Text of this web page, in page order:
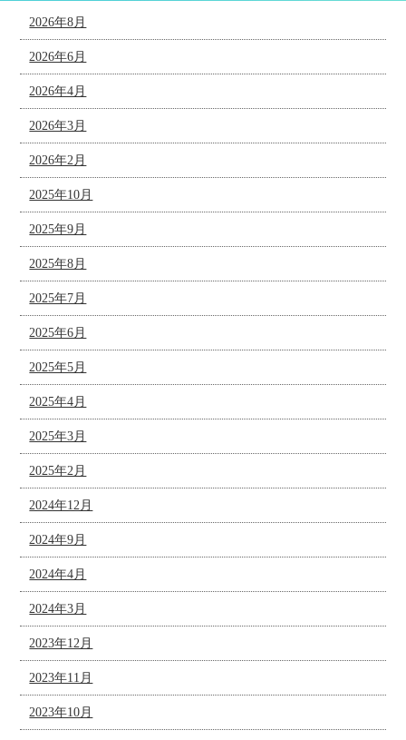
2026年8月
2026年6月
2026年4月
2026年3月
2026年2月
2025年10月
2025年9月
2025年8月
2025年7月
2025年6月
2025年5月
2025年4月
2025年3月
2025年2月
2024年12月
2024年9月
2024年4月
2024年3月
2023年12月
2023年11月
2023年10月